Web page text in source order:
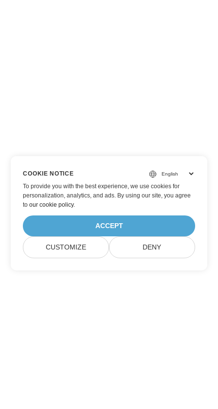
COOKIE NOTICE
To provide you with the best experience, we use cookies for
personalization, analytics, and ads. By using our site, you agree
toour cookie policy.
ACCEPT
CUSTOMIZE DENY